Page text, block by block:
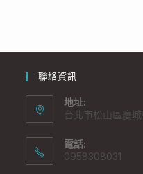
聯絡資訊
地址:
台北市松山區慶
電話:
0958308031